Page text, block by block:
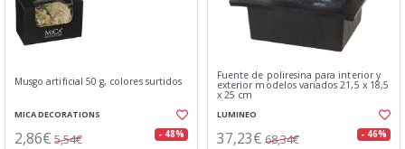
Musgo artificial 50 g, colores surtidos
MICA DECORATIONS
2,86€ 5,54€ - 48%
Fuente de poliresina para interior y
exterior modelos variados 21,5 x 18,5
x 25 cm
LUMINEO
37,23€ 68,34€ - 46%